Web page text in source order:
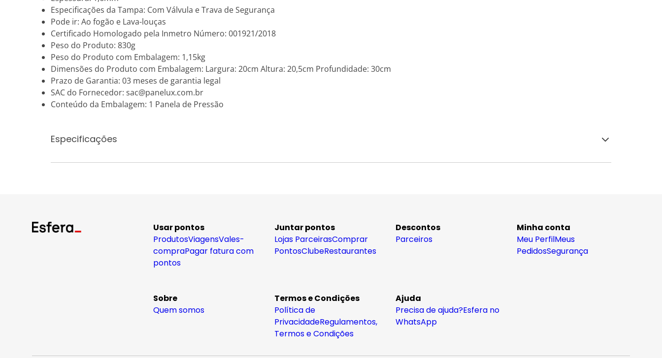
Especificações da Tampa: Com Válvula e Trava de Segurança
Pode ir: Ao fogão e Lava-louças
Certificado Homologado pela Inmetro Número: 001921/2018
Peso do Produto: 830g
Peso do Produto com Embalagem: 1,15kg
Dimensões do Produto com Embalagem: Largura: 20cm Altura: 20,5cm Profundidade: 30cm
Prazo de Garantia: 03 meses de garantia legal
SAC do Fornecedor: sac@panelux.com.br
Conteúdo da Embalagem: 1 Panela de Pressão
Especificações
Usar pontos
ProdutosViagensVales-
compraPagar fatura com
pontos
Juntar pontos
Lojas ParceirasComprar
PontosClubeRestaurantes
Descontos
Parceiros
Minha conta
Meu PerfilMeus
PedidosSegurança
Sobre
Quem somos
Termos e Condições
Política de
PrivacidadeRegulamentos,
Termos e Condições
Ajuda
Precisa de ajuda?Esfera no
WhatsApp